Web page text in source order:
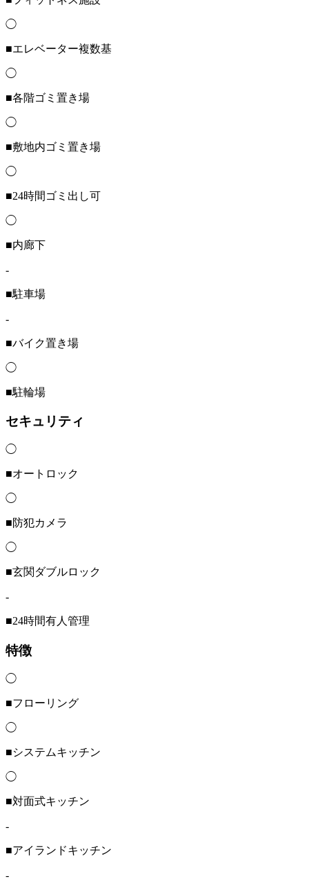
◯
■エレベーター複数基
◯
■各階ゴミ置き場
◯
■敷地内ゴミ置き場
◯
■24時間ゴミ出し可
◯
■内廊下
-
■駐車場
-
■バイク置き場
◯
■駐輪場
セキュリティ
◯
■オートロック
◯
■防犯カメラ
◯
■玄関ダブルロック
-
■24時間有人管理
特徴
◯
■フローリング
◯
■システムキッチン
◯
■対面式キッチン
-
■アイランドキッチン
-